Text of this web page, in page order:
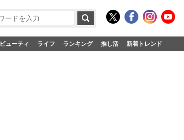
ビューティ ライフ ランキング 推し活 新着トレンド